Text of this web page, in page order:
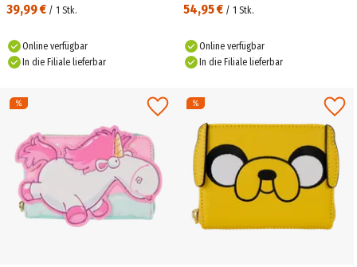
39,99 € / 1 Stk.
Online verfügbar
In die Filiale lieferbar
54,95 € / 1 Stk.
Online verfügbar
In die Filiale lieferbar